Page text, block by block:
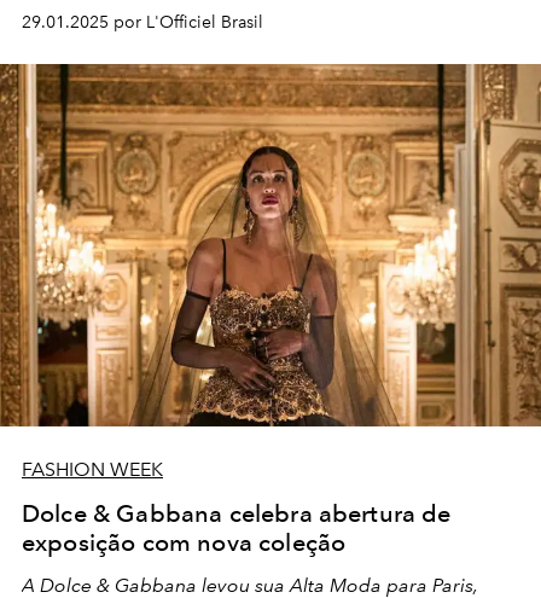
29.01.2025 por L'Officiel Brasil
FASHION WEEK
Dolce & Gabbana celebra abertura de
exposição com nova coleção
A Dolce & Gabbana levou sua Alta Moda para Paris,